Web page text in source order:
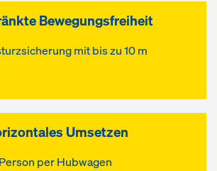
Bewegungsfreiheit
mit bis zu 10 m
Umsetzen
per Hubwagen